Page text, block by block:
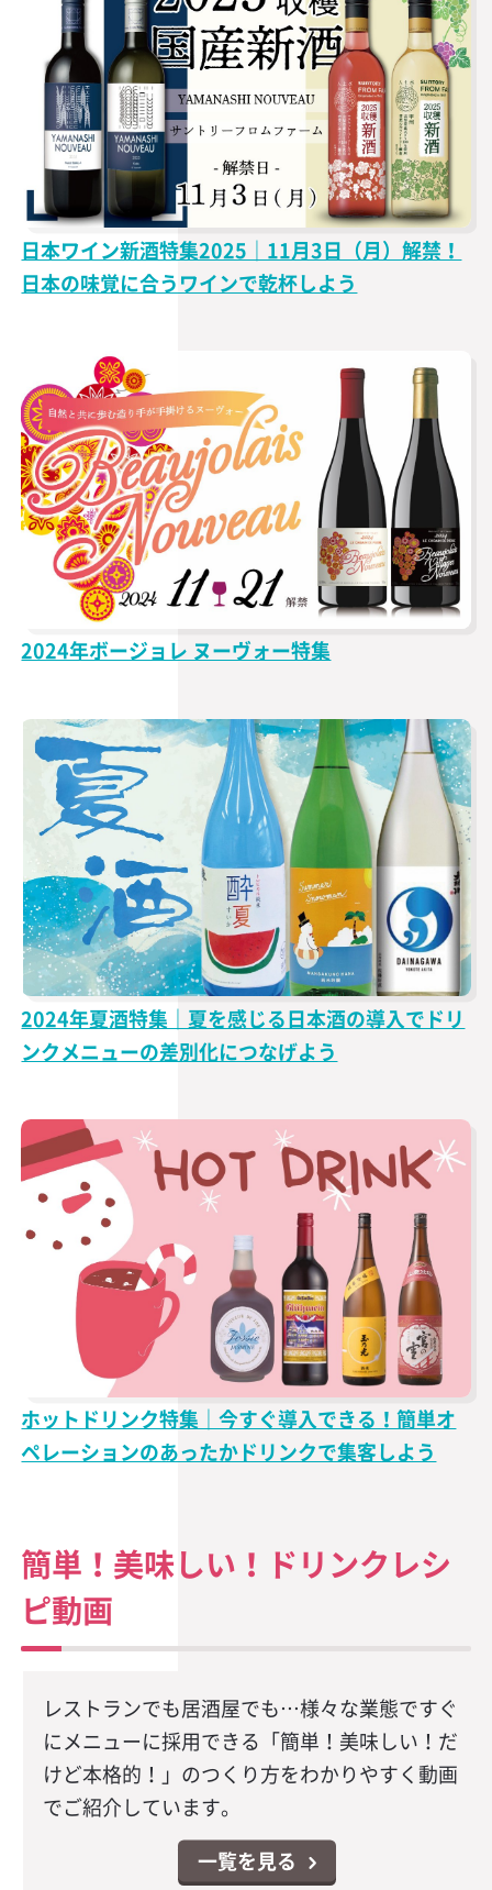
日本ワイン新酒特集2025｜11月3日（月）解禁！
日本の味覚に合うワインで乾杯しよう
2024年ボージョレ ヌーヴォー特集
2024年夏酒特集｜夏を感じる日本酒の導入でドリ
ンクメニューの差別化につなげよう
ホットドリンク特集｜今すぐ導入できる！簡単オ
ペレーションのあったかドリンクで集客しよう
簡単！美味しい！ドリンクレシ
ピ動画
レストランでも居酒屋でも…様々な業態ですぐ
にメニューに採用できる「簡単！美味しい！だ
けど本格的！」のつくり方をわかりやすく動画
でご紹介しています。
一覧を見る